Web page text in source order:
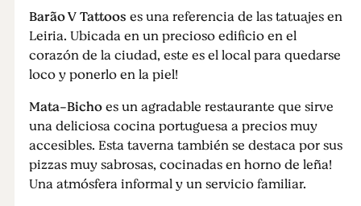
Barão V Tattoos es una referencia de las tatuajes en
Leiria. Ubicada en un precioso edificio en el
corazón de la ciudad, este es el local para quedarse
loco y ponerlo en la piel!
Mata-Bichoes un agradable restaurante que sirve
una deliciosa cocina portuguesa a precios muy
accesibles. Esta taverna también se destaca por sus
pizzas muy sabrosas, cocinadas en horno de leña!
Una atmósfera informal y un servicio familiar.